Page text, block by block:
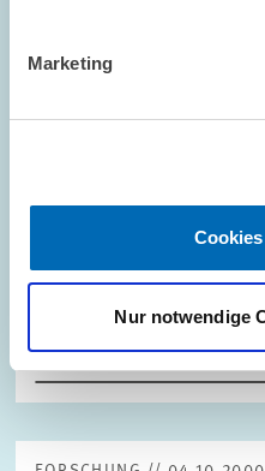
Marketing
Nur notwendige
UNTERNEHMENSNAHE
für
PRESSE UND REDAKTION
ZEW